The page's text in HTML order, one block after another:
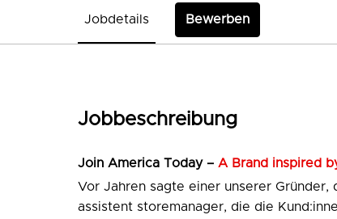
Jobdetails Bewerben
Jobbeschreibung
Join America Today – A Brand inspired
Vor Jahren sagte einer unserer
assistent storemanager, die die